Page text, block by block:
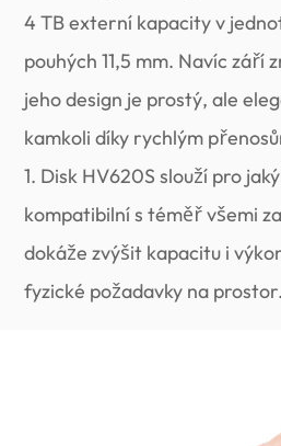
4 TB externí kapacity v
pouhých 11,5 mm. Navíc září
jeho design je prostý, ale
kamkoli díky rychlým
1. Disk HV620S slouží pro
kompatibilní s téměř všemi
dokáže zvýšit kapacitu i
fyzické požadavky na prostor.